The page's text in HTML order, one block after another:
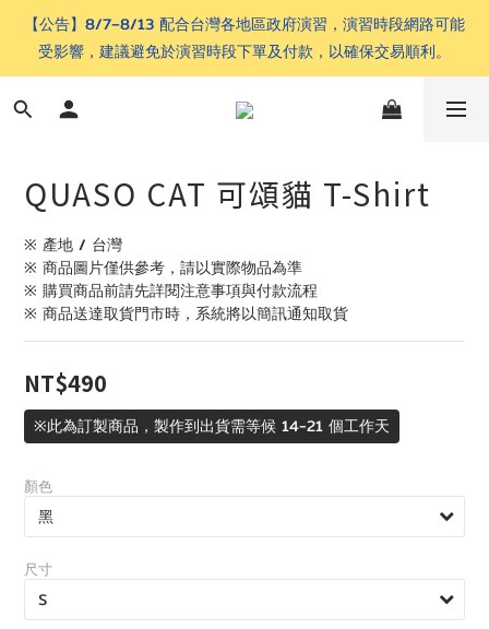
【公告】8/7–8/13 配合台灣各地區政府演習，演習時段網路可能
受影響，建議避免於演習時段下單及付款，以確保交易順利。
QUASO CAT 可頌貓 T-Shirt
※ 產地 / 台灣
※ 商品圖片僅供參考，請以實際物品為準
※ 購買商品前請先詳閱注意事項與付款流程
※ 商品送達取貨門市時，系統將以簡訊通知取貨
NT$490
※此為訂製商品，製作到出貨需等候 14-21 個工作天
顏色
尺寸